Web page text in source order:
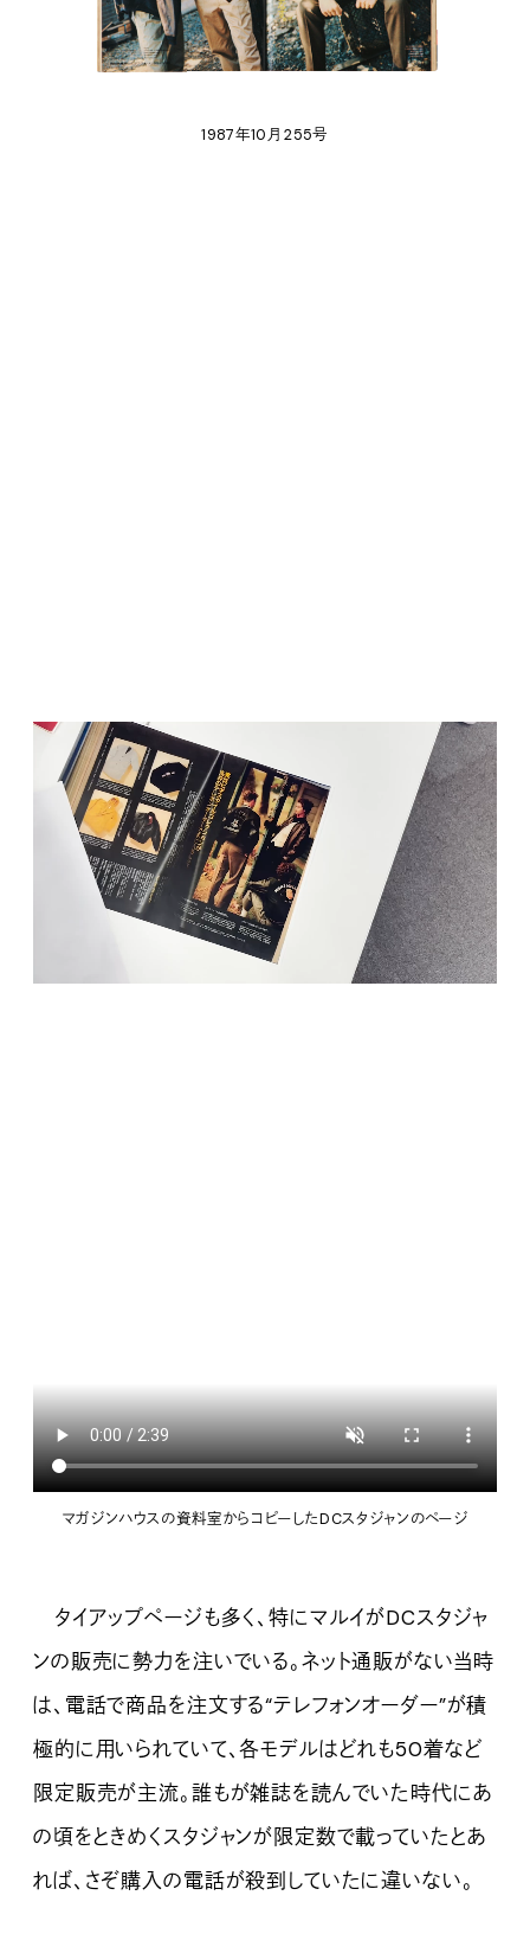
1987年10月 255号
マガジンハウスの資料室からコピーしたDCスタジャンのページ
タイアップページも多く、特にマルイがDCスタジャ
ンの販売に勢力を注いでいる。ネット通販がない当時
は、電話で商品を注文する“テレフォンオーダー”が積
極的に用いられていて、各モデルはどれも50着など
限定販売が主流。誰もが雑誌を読んでいた時代にあ
の頃をときめくスタジャンが限定数で載っていたとあ
れば、さぞ購入の電話が殺到していたに違いない。